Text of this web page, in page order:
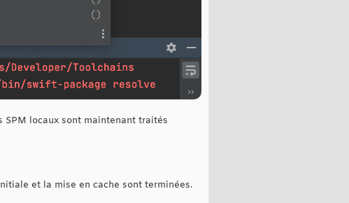
SPM locaux sont maintenant traités
et la mise en cache sont terminées.